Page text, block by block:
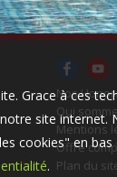
Nos
Qui
Mentions
Offre
Plan du
Grace à ces
site
cookies" en
.